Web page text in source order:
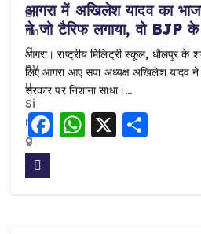
आगरा में अखिलेश यादव का
ने जो टैरिफ लगाया, वो BJP के
आगरा। राष्ट्रीय मिलिट्री स्कूल, धौलपुर के
लिए आगरा आए सपा अध्यक्ष अखिलेश यादव ने
सरकार पर निशाना साधा।…
F WX S